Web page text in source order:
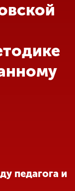
педагога и